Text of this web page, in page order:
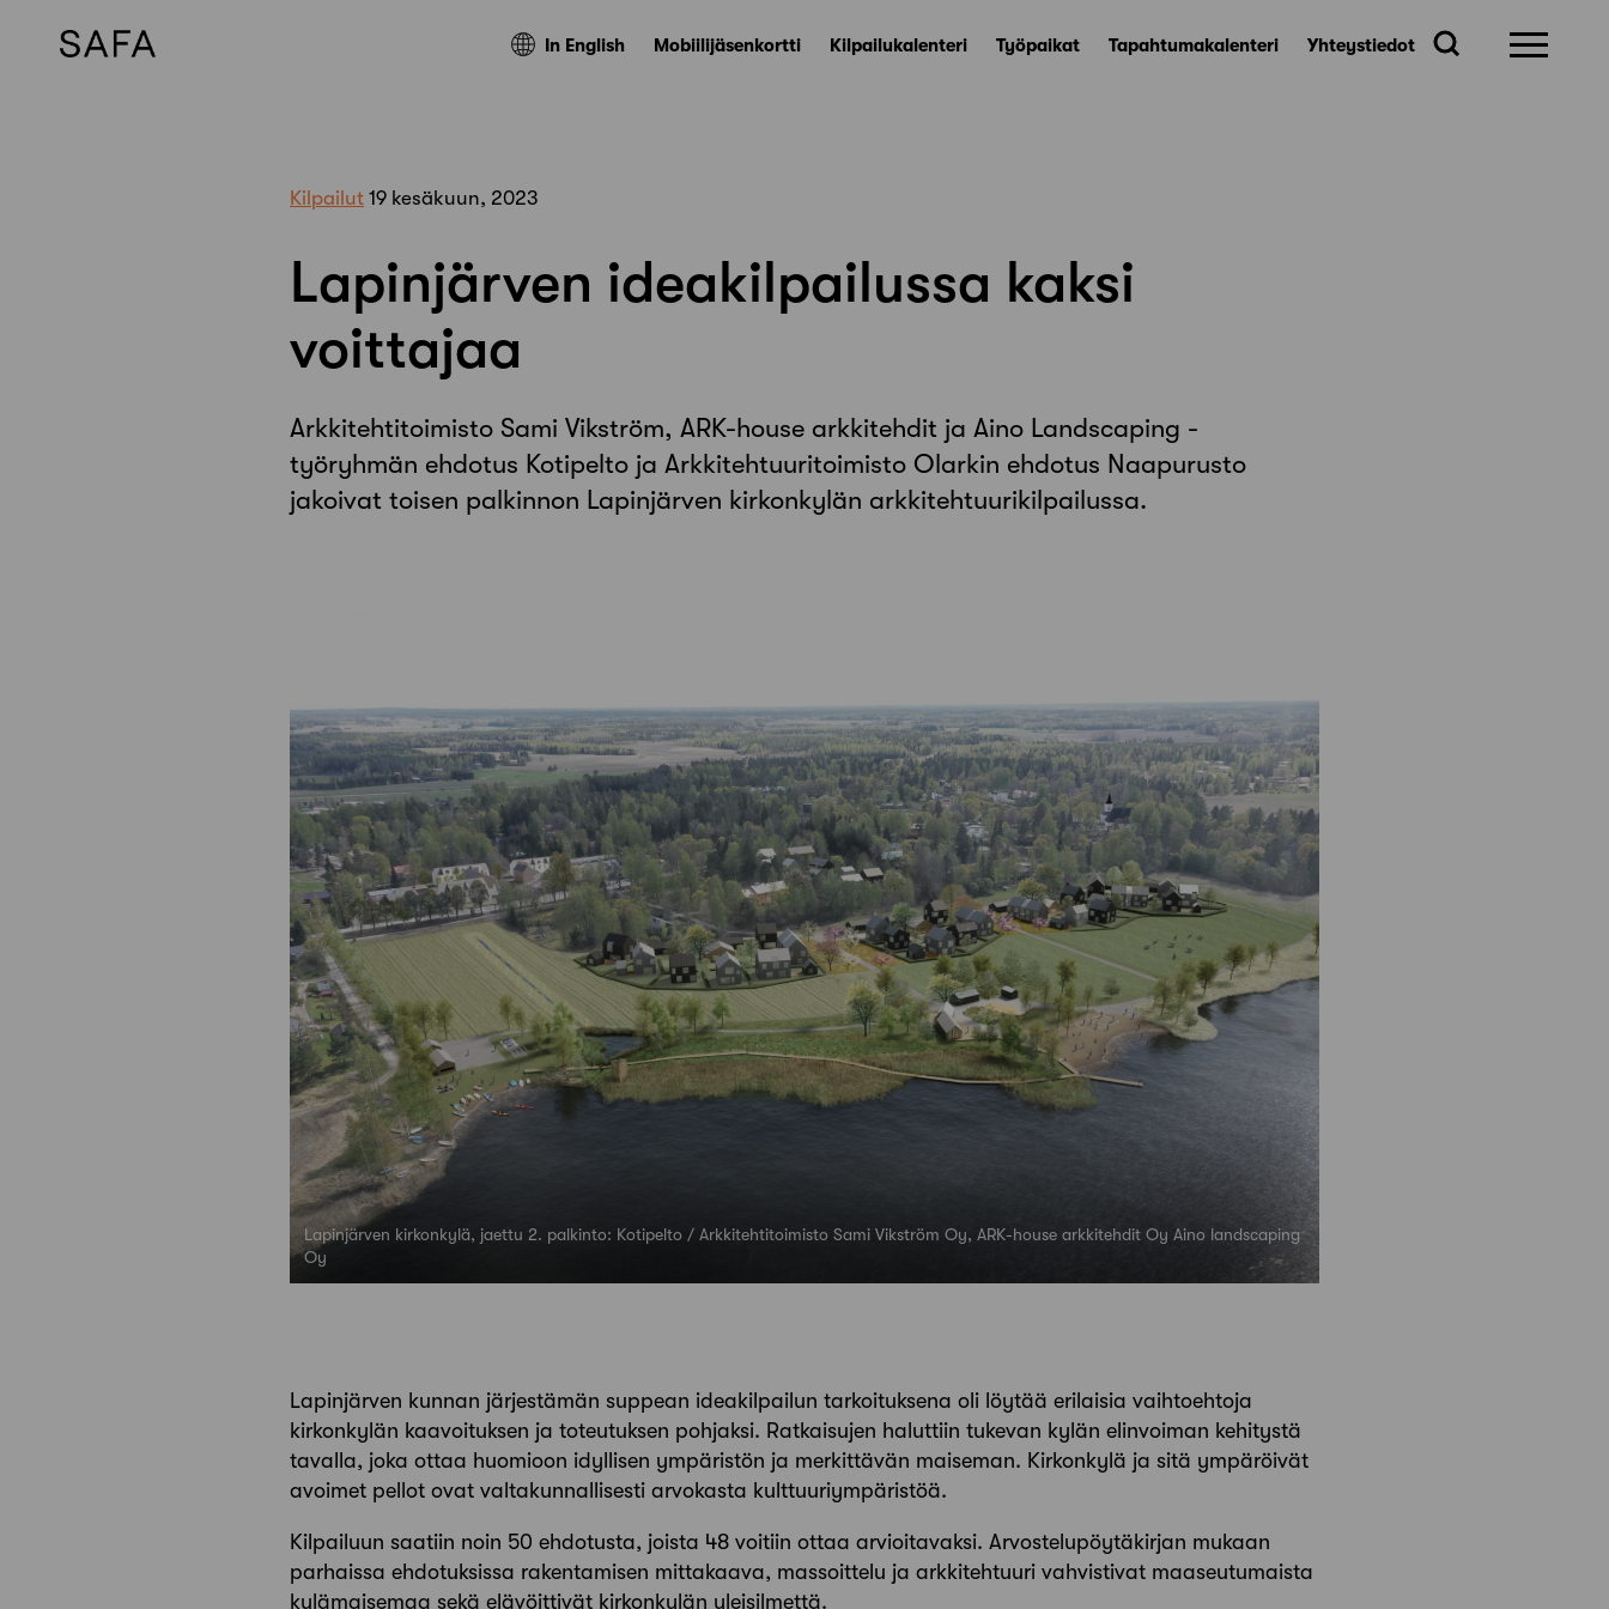
In English Mobiilijäsenkortti Kilpailukalenteri Työpaikat Tapahtumakalenteri Yhteystiedot
Kilpailut 19 kesäkuun, 2023
Lapinjärven ideakilpailussa kaksi
voittajaa
Arkkitehtitoimisto Sami Vikström, ARK-house arkkitehdit ja Aino Landscaping -
työryhmän ehdotus Kotipelto ja Arkkitehtuuritoimisto Olarkin ehdotus Naapurusto
jakoivat toisen palkinnon Lapinjärven kirkonkylän arkkitehtuurikilpailussa.
Lapinjärven kirkonkylä, jaettu 2. palkinto: Kotipelto / Arkkitehtitoimisto Sami Vikström Oy, ARK-house arkkitehdit Oy Aino landscaping
Oy
Lapinjärven kunnan järjestämän suppean ideakilpailun tarkoituksena oli löytää erilaisia vaihtoehtoja
kirkonkylän kaavoituksen ja toteutuksen pohjaksi. Ratkaisujen haluttiin tukevan kylän elinvoiman kehitystä
tavalla, joka ottaa huomioon idyllisen ympäristön ja merkittävän maiseman. Kirkonkylä ja sitä ympäröivät
avoimet pellot ovat valtakunnallisesti arvokasta kulttuuriympäristöä.
Kilpailuun saatiin noin 50 ehdotusta, joista 48 voitiin ottaa arvioitavaksi. Arvostelupöytäkirjan mukaan
parhaissa ehdotuksissa rakentamisen mittakaava, massoittelu ja arkkitehtuuri vahvistivat maaseutumaista
kylämaisemaa sekä elävöittivät kirkonkylän yleisilmettä.